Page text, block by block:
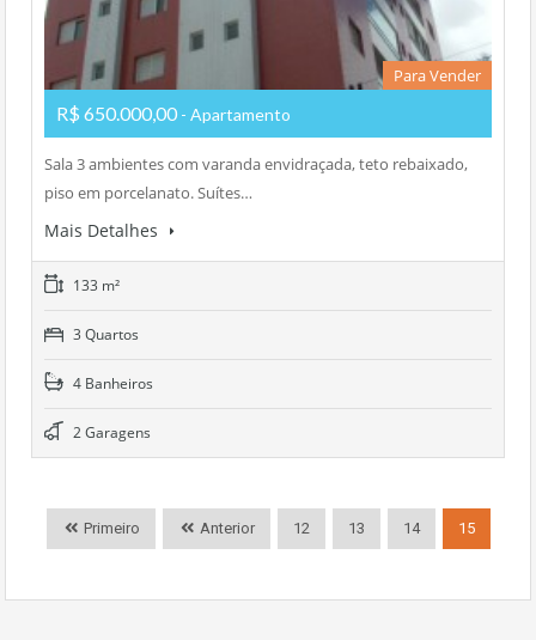
Para Vender
R$ 650.000,00 - Apartamento
Sala 3 ambientes com varanda envidraçada, teto rebaixado,
piso em porcelanato. Suítes…
Mais Detalhes
133 m²
3 Quartos
4 Banheiros
2 Garagens
Primeiro Anterior 12 13 14 15